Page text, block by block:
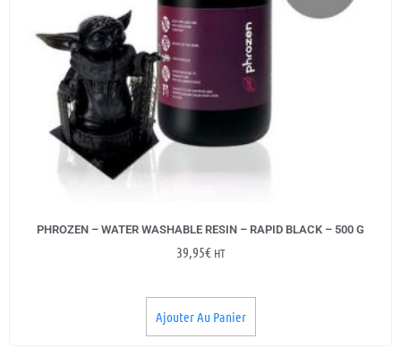
PHROZEN – WATER WASHABLE RESIN – RAPID BLACK – 500 G
39,95€ HT
Ajouter Au Panier